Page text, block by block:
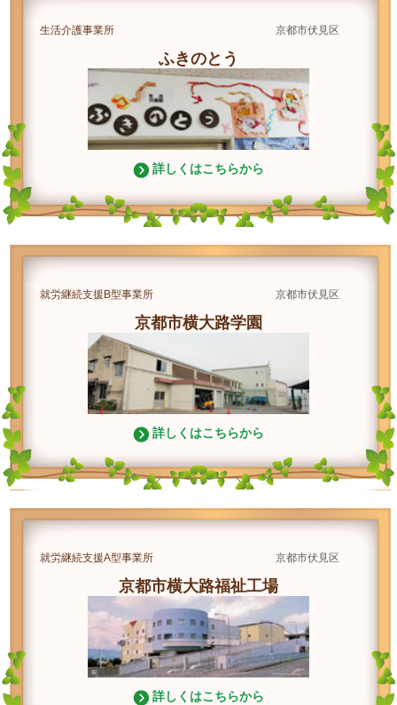
生活介護事業所 京都市伏見区
ふきのとう
詳しくはこちらから
就労継続支援B型事業所 京都市伏見区
京都市横大路学園
詳しくはこちらから
就労継続支援A型事業所 京都市伏見区
京都市横大路福祉工場
詳しくはこちらから